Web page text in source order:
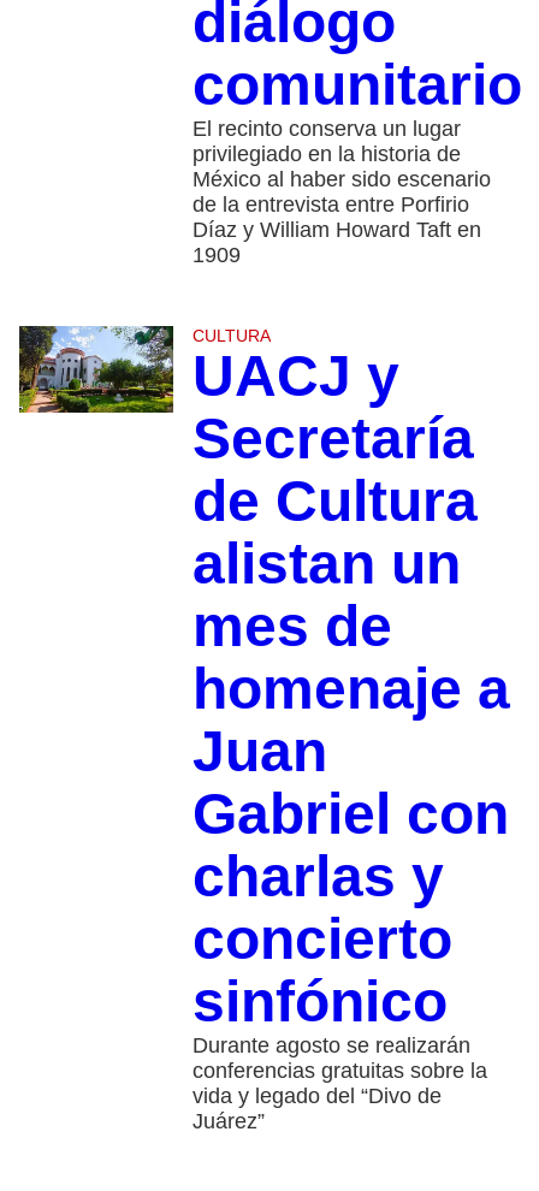
diálogo
comunitario
El recinto conserva un lugar
privilegiado en la historia de
México al haber sido escenario
de la entrevista entre Porfirio
Díaz y William Howard Taft en
1909
CULTURA
UACJ y
Secretaría
de Cultura
alistan un
mes de
homenaje a
Juan
Gabriel con
charlas y
concierto
sinfónico
Durante agosto se realizarán
conferencias gratuitas sobre la
vida y legado del “Divo de
Juárez”